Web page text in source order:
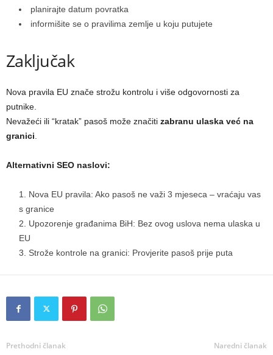
planirajte datum povratka
informišite se o pravilima zemlje u koju putujete
Zaključak
Nova pravila EU znače strožu kontrolu i više odgovornosti za
putnike.
Nevažeći ili “kratak” pasoš može značiti zabranu ulaska već na
granici.
Alternativni SEO naslovi:
Nova EU pravila: Ako pasoš ne važi 3 mjeseca – vraćaju vas
s granice
Upozorenje građanima BiH: Bez ovog uslova nema ulaska u
EU
Strože kontrole na granici: Provjerite pasoš prije puta
Prethodni članak Naredni članak